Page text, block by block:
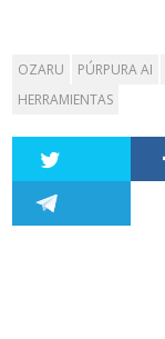
OZARU PÚRPURA AI
HERRAMIENTAS